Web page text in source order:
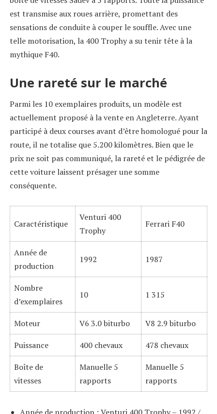
est transmise aux roues arrière, promettant des
sensations de conduite à couper le souffle. Avec une
telle motorisation, la 400 Trophy a su tenir tête à la
mythique F40.
Une rareté sur le marché
Parmi les 10 exemplaires produits, un modèle est
actuellement proposé à la vente en Angleterre. Ayant
participé à deux courses avant d’être homologué pour la
route, il ne totalise que 5.200 kilomètres. Bien que le
prix ne soit pas communiqué, la rareté et le pédigrée de
cette voiture laissent présager une somme
conséquente.
Caractéristique
Venturi 400
Trophy
Ferrari F40
Année de
production
1992 1987
Nombre
d’exemplaires
10 1 315
Moteur V6 3.0 biturbo V8 2.9 biturbo
Puissance 400 chevaux 478 chevaux
Boîte de
vitesses
Manuelle 5
rapports
Manuelle 5
rapports